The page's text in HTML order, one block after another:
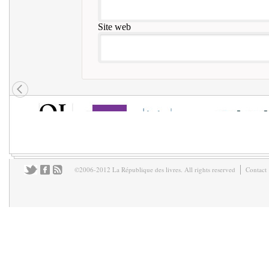
Site web
©2006-2012 La République des livres. All rights reserved Contact